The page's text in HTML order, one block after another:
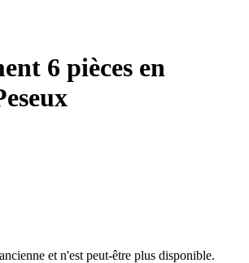
6 pièces en
et n'est peut-être plus disponible.